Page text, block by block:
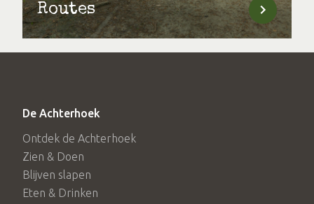
Routes
De Achterhoek
Ontdek de Achterhoek
Zien & Doen
Blijven slapen
Eten & Drinken